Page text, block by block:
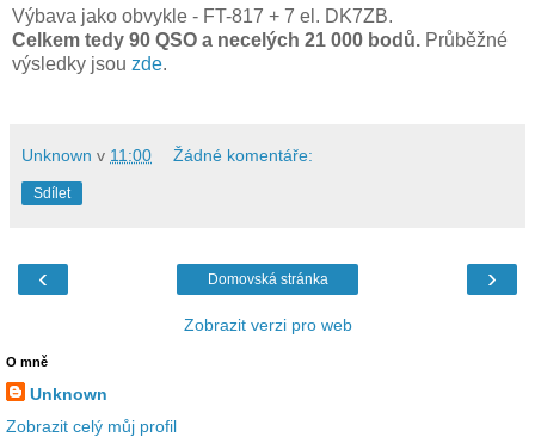
Výbava jako obvykle - FT-817 + 7 el. DK7ZB.
Celkem tedy 90 QSO a necelých 21 000 bodů. Průběžné
výsledky jsou zde.
Unknown v 11:00 Žádné komentáře:
Sdílet
‹ ›
Domovská stránka
Zobrazit verzi pro web
O mně
Unknown
Zobrazit celý můj profil